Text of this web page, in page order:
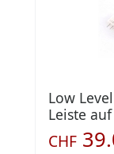
Low
Leiste
Skoda)
CHF